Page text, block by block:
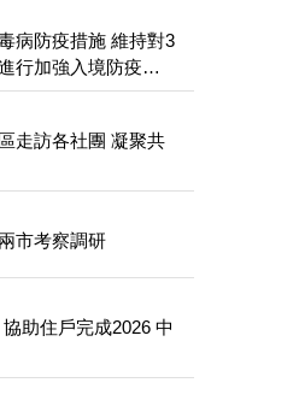
病防疫措施 維持對3
行加強入境防疫措
走訪各社團 凝聚共
市考察調研